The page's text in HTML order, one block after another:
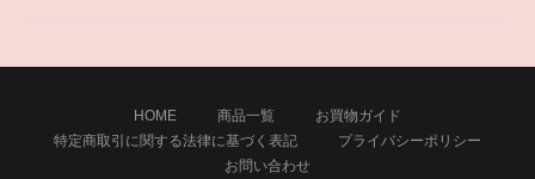
HOME 商品一覧
お買物ガイド
特定商取引に関する法律に基づく表記
プライバシーポリシー
お問い合わせ